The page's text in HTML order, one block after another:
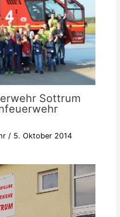
Sottrum
/ 5. Oktober 2014